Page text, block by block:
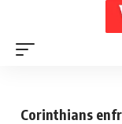
Corinthians